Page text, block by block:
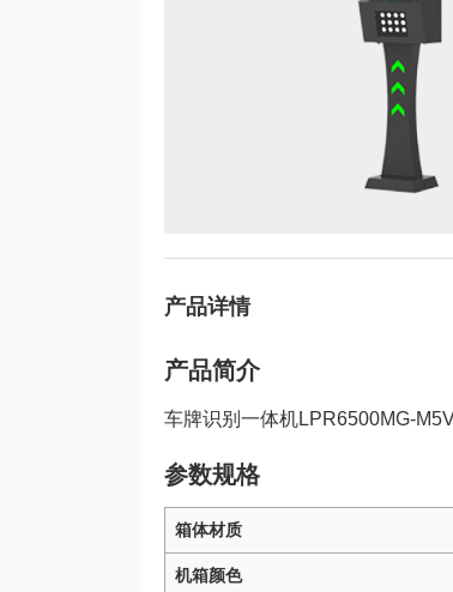
产品详情
产品简介
车牌识别一体机LPR6500MG-
参数规格
箱体材质
机箱颜色